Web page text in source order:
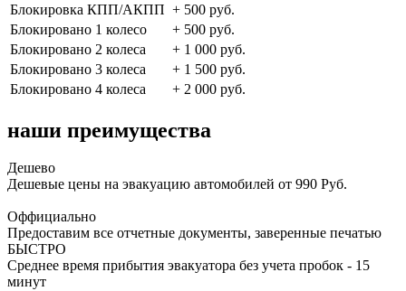
Блокировка КПП/АКПП + 500 руб.
Блокировано 1 колесо
+ 500 руб.
Блокировано 2 колеса
+ 1 000 руб.
Блокировано 3 колеса
+ 1 500 руб.
Блокировано 4 колеса
+ 2 000 руб.
наши преимущества
Дешево
Дешевые цены на эвакуацию автомобилей от 990 Руб.
Оффициально
Предоставим все отчетные документы, заверенные печатью
БЫСТРО
Среднее время прибытия эвакуатора без учета пробок - 15
минут